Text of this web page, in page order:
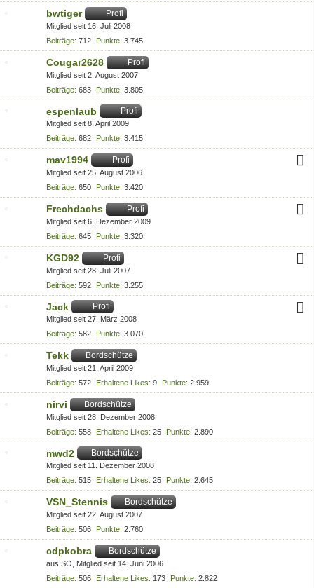
bwtiger Profi
Mitglied seit 16. Juli 2008
Beiträge 712 Punkte 3.745
Cougar2628 Profi
Mitglied seit 2. August 2007
Beiträge 683 Punkte 3.805
espenlaub Profi
Mitglied seit 8. April 2009
Beiträge 682 Punkte 3.415
mav1994 Profi
Mitglied seit 25. August 2006
Beiträge 650 Punkte 3.420
Frechdachs Profi
Mitglied seit 6. Dezember 2009
Beiträge 645 Punkte 3.320
KGD92 Profi
Mitglied seit 28. Juli 2007
Beiträge 592 Punkte 3.255
Jack Profi
Mitglied seit 27. März 2008
Beiträge 582 Punkte 3.070
Tekk Bordschütze
Mitglied seit 21. April 2009
Beiträge 572 Erhaltene Likes 9 Punkte 2.959
nirvi Bordschütze
Mitglied seit 28. Dezember 2008
Beiträge 558 Erhaltene Likes 25 Punkte 2.890
mwd2 Bordschütze
Mitglied seit 11. Dezember 2008
Beiträge 515 Erhaltene Likes 25 Punkte 2.645
VSN_Stennis Bordschütze
Mitglied seit 22. August 2007
Beiträge 506 Punkte 2.760
cdpkobra Bordschütze
aus SO
Mitglied seit 14. Juni 2006
Beiträge 506 Erhaltene Likes 173 Punkte 2.822